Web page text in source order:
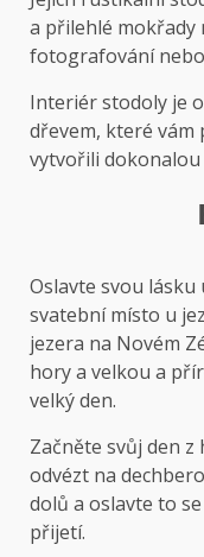
a přilehlé mokřady
fotografování
Interiér stodoly je
dřevem, které vám
vytvořili dokonalou
Oslavte svou lásku
svatební místo u
jezera na Novém
hory a velkou a
velký den.
Začněte svůj den
odvézt na
dolů a oslavte to
přijetí.